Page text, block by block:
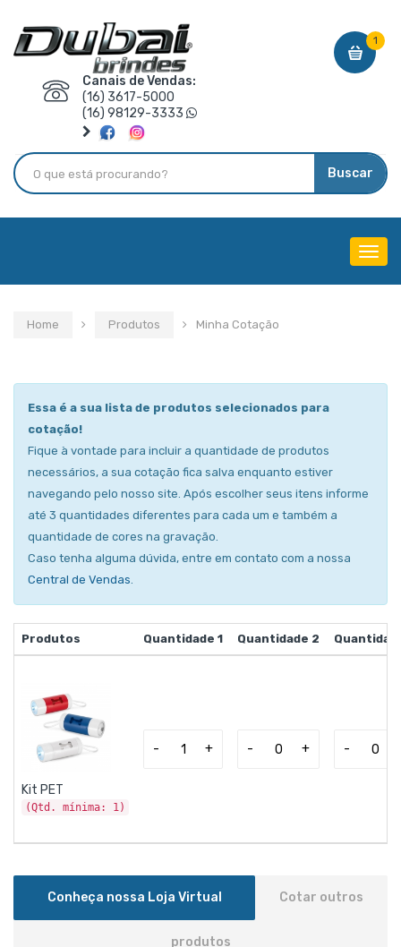
Canais de Vendas:
(16) 3617-5000
(16) 98129-3333
1
Buscar
Menu
Home
Produtos Minha Cotação
Essa é a sua lista de produtos selecionados para
cotação!
Fique à vontade para incluir a quantidade de produtos
necessários, a sua cotação fica salva enquanto estiver
navegando pelo nosso site. Após escolher seus itens informe
até 3 quantidades diferentes para cada um e também a
quantidade de cores na gravação.
Caso tenha alguma dúvida, entre em contato com a nossa
Central de Vendas.
Produtos Quantidade 1 Quantidade 2
Kit PET
(Qtd. mínima: 1)
- + - + -
Conheça nossa Loja Virtual Cotar outros
produtos